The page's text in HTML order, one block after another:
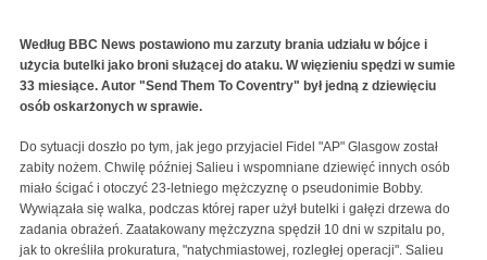
Według BBC News postawiono mu zarzuty brania udziału w bójce i
użycia butelki jako broni służącej do ataku. W więzieniu spędzi w sumie
33 miesiące. Autor "Send Them To Coventry" był jedną z dziewięciu
osób oskarżonych w sprawie.
Do sytuacji doszło po tym, jak jego przyjaciel Fidel "AP" Glasgow został
zabity nożem. Chwilę później Salieu i wspomniane dziewięć innych osób
miało ścigać i otoczyć 23-letniego mężczyznę o pseudonimie Bobby.
Wywiązała się walka, podczas której raper użył butelki i gałęzi drzewa do
zadania obrażeń. Zaatakowany mężczyzna spędził 10 dni w szpitalu po,
jak to określiła prokuratura, "natychmiastowej, rozległej operacji". Salieu